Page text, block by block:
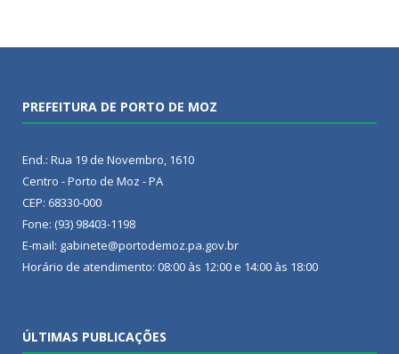
PREFEITURA DE PORTO DE MOZ
End.: Rua 19 de Novembro, 1610
Centro - Porto de Moz - PA
CEP: 68330-000
Fone: (93) 98403-1198
E-mail: gabinete@portodemoz.pa.gov.br
Horário de atendimento: 08:00 às 12:00 e 14:00 às 18:00
ÚLTIMAS PUBLICAÇÕES